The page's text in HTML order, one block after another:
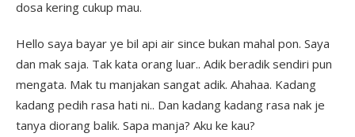
dosa kering cukup mau.
Hello saya bayar ye bil api air since bukan mahal pon. Saya
dan mak saja. Tak kata orang luar.. Adik beradik sendiri pun
mengata. Mak tu manjakan sangat adik. Ahahaa. Kadang
kadang pedih rasa hati ni.. Dan kadang kadang rasa nak je
tanya diorang balik. Sapa manja? Aku ke kau?